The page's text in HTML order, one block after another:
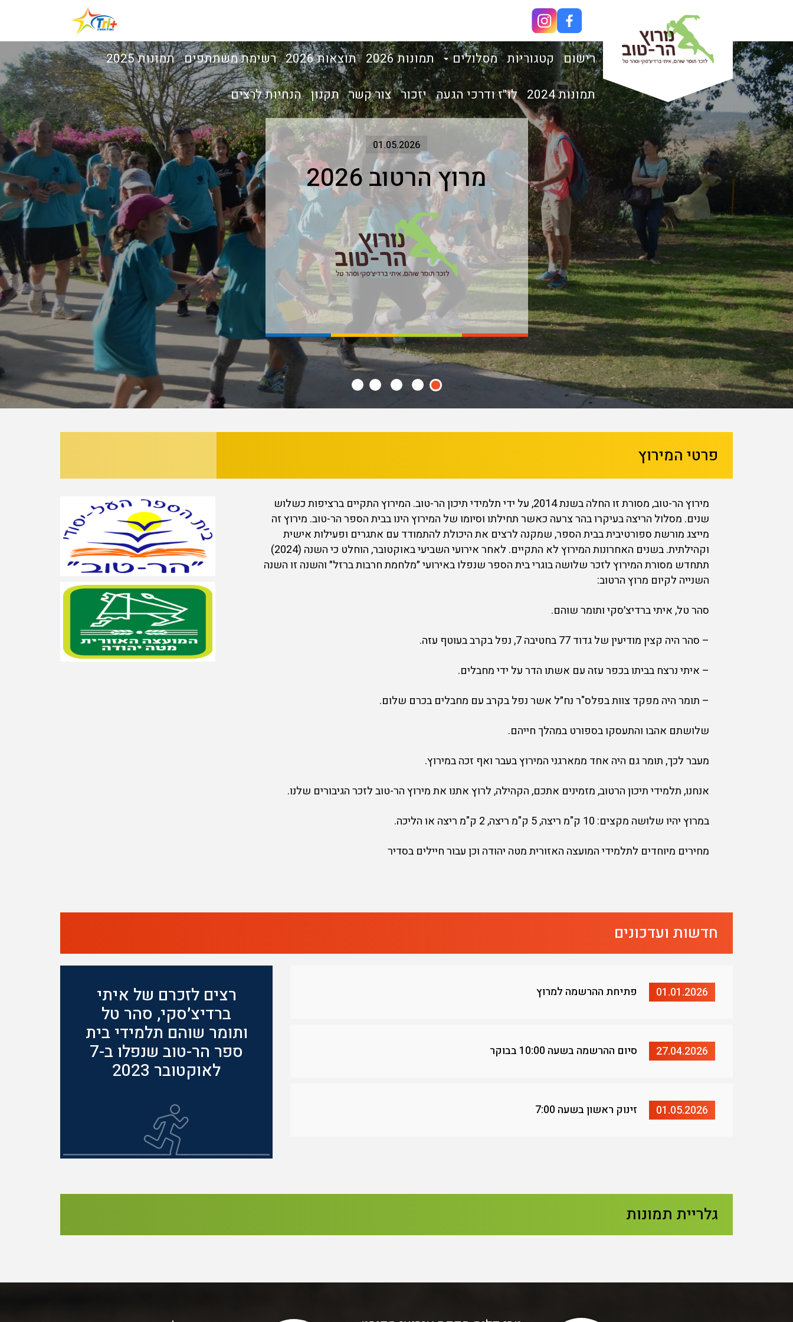
רישום קטגוריות מסלולים תמונות 2026 תוצאות 2026 רשימת משתתפים תמונות 2025
תמונות 2024
לו"ז ודרכי הגעה יזכור צור קשר תקנון הנחיות לרצים
01.05.2026
מרוץ הרטוב 2026
פרטי המירוץ
מירוץ הר-טוב, מסורת זו החלה בשנת 2014, על ידי תלמידי תיכון הר-טוב. המירוץ התקיים ברציפות כשלוש
שנים. מסלול הריצה בעיקרו בהר צרעה כאשר תחילתו וסיומו של המירוץ הינו בבית הספר הר-טוב. מירוץ זה
מייצג מורשת ספורטיבית בבית הספר, שמקנה לרצים את היכולת להתמודד עם אתגרים ופעילות אישית
וקהילתית. בשנים האחרונות המירוץ לא התקיים. לאחר אירועי השביעי באוקטובר, הוחלט כי השנה (2024)
תתחדש מסורת המירוץ לזכר שלושה בוגרי בית הספר שנפלו באירועי ״מלחמת חרבות ברזל״ והשנה זו השנה
השנייה לקיום מרוץ הרטוב:
סהר טל, איתי ברדיצ׳סקי ותומר שוהם.
– סהר היה קצין מודיעין של גדוד 77 בחטיבה 7, נפל בקרב בעוטף עזה.
– איתי נרצח בביתו בכפר עזה עם אשתו הדר על ידי מחבלים.
– תומר היה מפקד צוות בפלס"ר נח״ל אשר נפל בקרב עם מחבלים בכרם שלום.
שלושתם אהבו והתעסקו בספורט במהלך חייהם.
מעבר לכך, תומר גם היה אחד ממארגני המירוץ בעבר ואף זכה במירוץ.
אנחנו, תלמידי תיכון הרטוב, מזמינים אתכם, הקהילה, לרוץ אתנו את מירוץ הר-טוב לזכר הגיבורים שלנו.
במרוץ יהיו שלושה מקצים: 10 ק"מ ריצה, 5 ק"מ ריצה, 2 ק"מ ריצה או הליכה.
מחירים מיוחדים לתלמידי המועצה האזורית מטה יהודה וכן עבור חיילים בסדיר
חדשות ועדכונים
01.01.2026 פתיחת ההרשמה למרוץ
27.04.2026 סיום ההרשמה בשעה 10:00 בבוקר
01.05.2026 זינוק ראשון בשעה 7:00
רצים לזכרם של איתי
ברדיצ׳סקי, סהר טל
ותומר שוהם תלמידי בית
ספר הר-טוב שנפלו ב-7
לאוקטובר 2023
גלריית תמונות